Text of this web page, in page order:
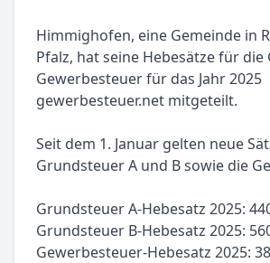
Himmighofen, eine Gemeinde in
Pfalz, hat seine Hebesätze für die
Gewerbesteuer für das Jahr 2025
gewerbesteuer.net mitgeteilt.
Seit dem 1. Januar gelten neue
Grundsteuer A und B sowie die
Grundsteuer A-Hebesatz 2025:
Grundsteuer B-Hebesatz 2025:
Gewerbesteuer-Hebesatz 2025: